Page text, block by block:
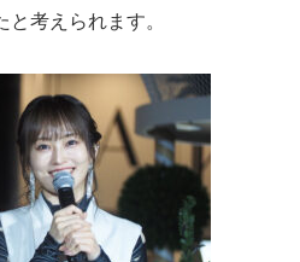
考えられます。